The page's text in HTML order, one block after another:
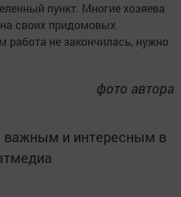
пункт. Многие хозяева
своих придомовых
работа не закончилась, нужно
фото автора
и интересным в